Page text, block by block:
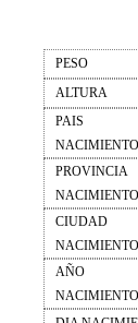
PESO
ALTURA
PAIS
NACIMIENTO
PROVINCIA
NACIMIENTO
CIUDAD
NACIMIENTO
AÑO
NACIMIENTO